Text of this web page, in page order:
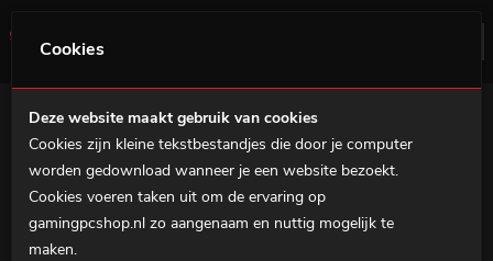
Cookies
Deze website maakt gebruik van cookies
Cookies zijn kleine tekstbestandjes die door je computer
worden gedownload wanneer je een website bezoekt.
Cookies voeren taken uit om de ervaring op
gamingpcshop.nl zo aangenaam en nuttig mogelijk te
maken.
Home
Gaming PC's
MSI Prebuilds
Filter
Gaming Accessoires